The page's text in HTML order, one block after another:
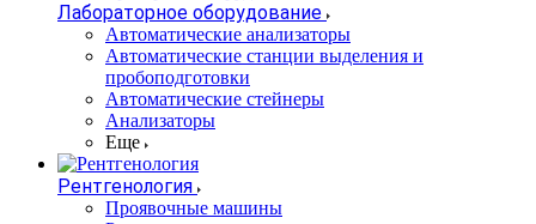
Лабораторное оборудование
Автоматические анализаторы
Автоматические станции выделения и
пробоподготовки
Автоматические стейнеры
Анализаторы
Еще
Рентгенология
Проявочные машины